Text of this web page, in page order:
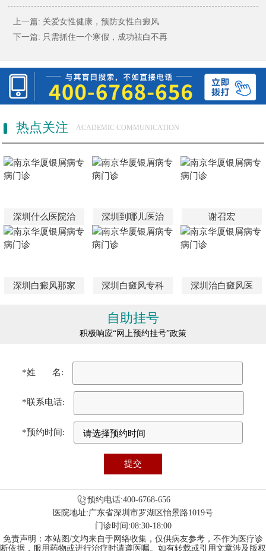
上一篇: 关爱女性健康，预防女性白癜风
下一篇: 只需抓住一个寒假，成功祛白不再
热点关注 ACADEMIC COMMUNICATION
深圳什么医院治 深圳到哪儿医治 谢召宏
深圳白癜风那家 深圳白癜风专科 深圳治白癜风医
自助挂号
积极响应“网上预约挂号”政策
*姓 名:
*联系电话:
*预约时间:
预约电话:400-6768-656
医院地址:广东省深圳市罗湖区怡景路1019号
门诊时间:08:30-18:00
免责声明：本站图/文均来自于网络收集，仅供病友参考，不作为医疗诊
断依据，服用药物或进行治疗时请遵医嘱。如有转载或引用文章涉及版权